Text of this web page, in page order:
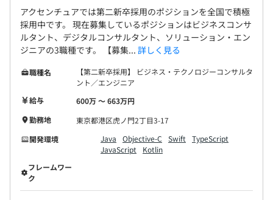
アクセンチュアでは第二新卒採用のポジションを全国で積極
採用中です。 現在募集しているポジションはビジネスコンサ
ルタント、デジタルコンサルタント、ソリューション・エン
ジニアの3職種です。 【募集... 詳しく見る
職種名
【第二新卒採用】 ビジネス・テクノロジーコンサルタ
ント／エンジニア
給与
600万 〜 663万円
勤務地
東京都港区虎ノ門2丁目3-17
開発環境
Java Objective-C Swift
TypeScript
JavaScript
Kotlin
フレームワー
ク